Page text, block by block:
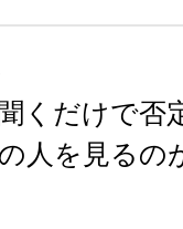
聞くだけで
人を見るの